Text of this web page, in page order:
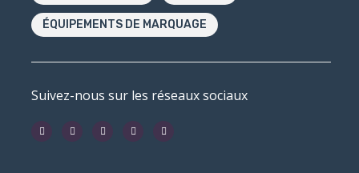
ÉQUIPEMENTS DE MARQUAGE
Suivez-nous sur les réseaux sociaux